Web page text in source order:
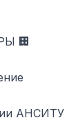
🏢
АНСИТУ